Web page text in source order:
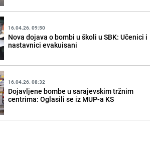
16.04.26. 09:50
Nova dojava o bombi u školi u SBK: Učenici i
nastavnici evakuisani
16.04.26. 08:32
Dojavljene bombe u sarajevskim tržnim
centrima: Oglasili se iz MUP-a KS